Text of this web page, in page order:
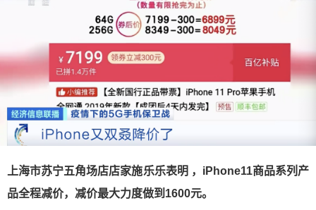
上海市苏宁五角场店店家施乐乐表明 ，iPhone11商品系列产
品全程减价，减价最大力度做到1600元。